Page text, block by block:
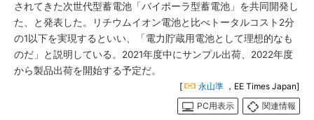
されてきた次世代型蓄電池「バイポーラ型蓄電池」を共同開発し
た、と発表した。リチウムイオン電池と比べトータルコスト2分
の1以下を実現するといい、「電力貯蔵用電池として理想的なも
のだ」と説明している。2021年度中にサンプル出荷、2022年度
から製品出荷を開始する予定だ。
[ 永山準 ，EE Times Japan]
PC用表示
関連情報